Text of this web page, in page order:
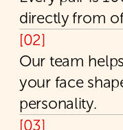
Восточные
разнообразны,
борьбы позволяет
фундамент для
развития
так и в
спорте.